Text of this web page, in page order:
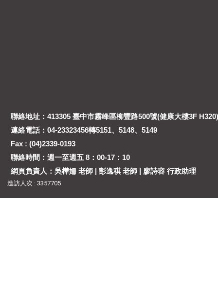
聯絡地址：413305 臺中市霧峰區柳豐路500號(健康大樓3F H320)
連絡電話：04-23323456轉5151、5148、5149
Fax : (04)2339-0193
聯絡時間：週一至週五 8：00-17：10
網頁負責人：吳樺姍 老師 | 彭逸稘 老師 | 廖詩容 行政助理
造訪人次 : 3357705